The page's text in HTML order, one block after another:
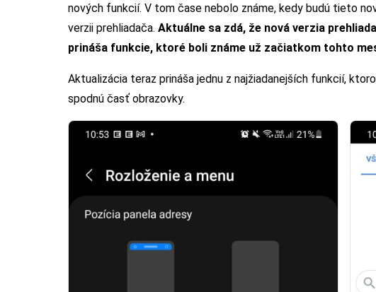
nových funkcií. V tom čase nebolo známe, kedy budú tieto
verzii prehliadača. Aktuálne sa zdá, že nová verzia
prináša funkcie, ktoré boli známe už začiatkom tohto
Aktualizácia teraz prináša jednu z najžiadanejších funkcií,
spodnú časť obrazovky.